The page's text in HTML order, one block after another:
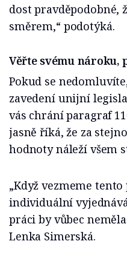
dost pravděpodobné,
směrem,“ podotýká.
Věřte svému nároku,
Pokud se
zavedení unijní
vás chrání paragraf
jasně říká, že za
hodnoty náleží všem
„Když vezmeme
individuální
práci by vůbec
Lenka Simerská.